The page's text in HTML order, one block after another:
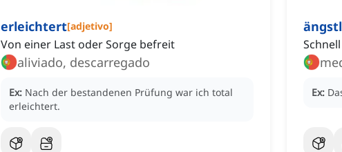
erleichtert[adjetivo]
Von einer Last oder Sorge befreit
aliviado, descarregado
Ex: Nach der bestandenen Prüfung war ich total
erleichtert.
Ex: